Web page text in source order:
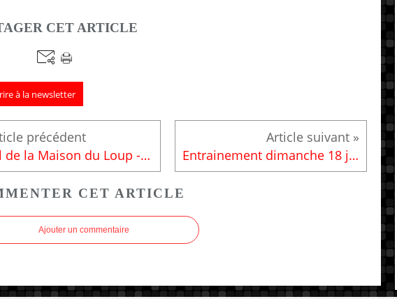
CET ARTICLE
à la newsletter
Trail de la Maison du Loup - Dimanche 21 mai 2017 Entrainement dimanche 18 juin 2017
CET ARTICLE
Ajouter un commentaire